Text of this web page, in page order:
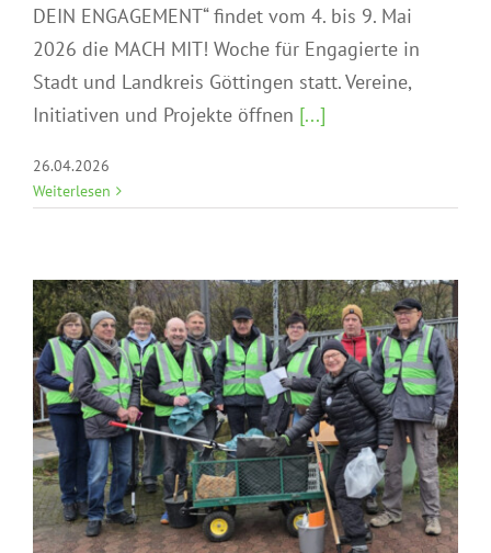
DEIN ENGAGEMENT“ findet vom 4. bis 9. Mai
2026 die MACH MIT! Woche für Engagierte in
Stadt und Landkreis Göttingen statt. Vereine,
Initiativen und Projekte öffnen [...]
26.04.2026
Weiterlesen
Münden putzt sich raus 2026